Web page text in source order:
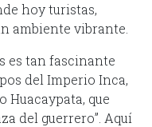
hoy turistas,
ambiente vibrante.
es tan fascinante
del Imperio Inca,
Huacaypata, que
del guerrero”. Aquí